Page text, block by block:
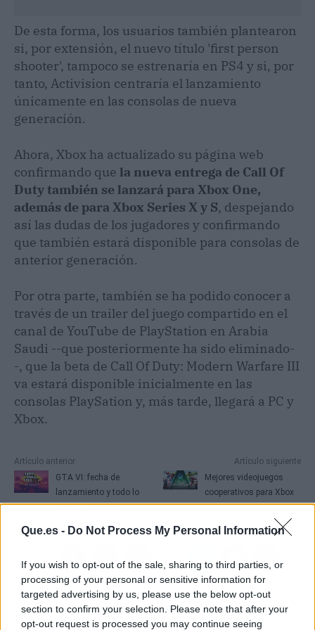
Que.es - Do Not Process My Personal Information
If you wish to opt-out of the sale, sharing to third parties, or
processing of your personal or sensitive information for
targeted advertising by us, please use the below opt-out
section to confirm your selection. Please note that after your
opt-out request is processed you may continue seeing
De esta forma, los usuarios también plantearon
si, por extensión, el nuevo título 'first person
shooter', tampoco se estrenaría en PS4 y si, por
tanto, Activision centraría el lanzamiento
únicamente en las consolas de nueva
generación.
Ahora, Xbox ha actualizado su página web
confirmando que la nueva entrega de Call Of
Duty también se lanzará para Xbox One,
además de para Xbox Series X y S, despejando
así las dudas de los jugadores y confirmando
que también estará disponible para consolas de
anterior generación.
Por otra parte, también se ha podido conocer a
través de un trailer del juego compartido en el
canal de YouTube de PlayStation en Arabia
Saudi --que posteriormente ha sido eliminado-
-, que la beta de Call Of Duty: Modern Warfare III
va estará disponible inicialmente en las
consolas PlaySation y, más tarde, llegará a PC y
Xbox.
Artículo anterior
GTA VI: fecha de
lanzamiento y todo lo
que se sabe de él
Artículo siguiente
Mejores videojuegos
cooperativos para Xbox